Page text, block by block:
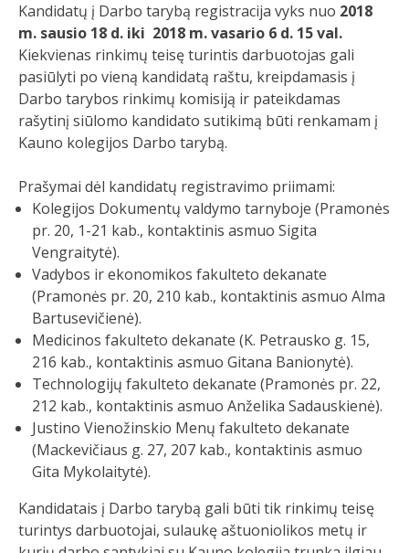
Kandidatų į Darbo tarybą registracija vyks nuo 2018
m. sausio 18 d. iki 2018 m. vasario 6 d. 15 val.
Kiekvienas rinkimų teisę turintis darbuotojas gali
pasiūlyti po vieną kandidatą raštu, kreipdamasis į
Darbo tarybos rinkimų komisiją ir pateikdamas
rašytinį siūlomo kandidato sutikimą būti renkamam į
Kauno kolegijos Darbo tarybą.
Prašymai dėl kandidatų registravimo priimami:
Kolegijos Dokumentų valdymo tarnyboje (Pramonės
pr. 20, 1-21 kab., kontaktinis asmuo Sigita
Vengraitytė).
Vadybos ir ekonomikos fakulteto dekanate
(Pramonės pr. 20, 210 kab., kontaktinis asmuo Alma
Bartusevičienė).
Medicinos fakulteto dekanate (K. Petrausko g. 15,
216 kab., kontaktinis asmuo Gitana Banionytė).
Technologijų fakulteto dekanate (Pramonės pr. 22,
212 kab., kontaktinis asmuo Anželika Sadauskienė).
Justino Vienožinskio Menų fakulteto dekanate
(Mackevičiaus g. 27, 207 kab., kontaktinis asmuo
Gita Mykolaitytė).
Kandidatais į Darbo tarybą gali būti tik rinkimų teisę
turintys darbuotojai, sulaukę aštuoniolikos metų ir